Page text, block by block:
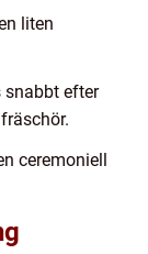
liten
snabbt efter
ceremoniell